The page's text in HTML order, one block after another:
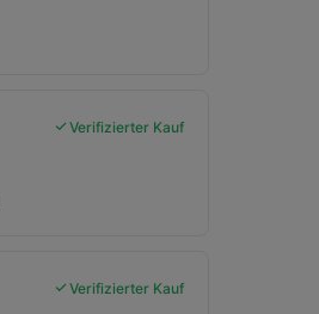
Verifizierter Kauf
Verifizierter Kauf